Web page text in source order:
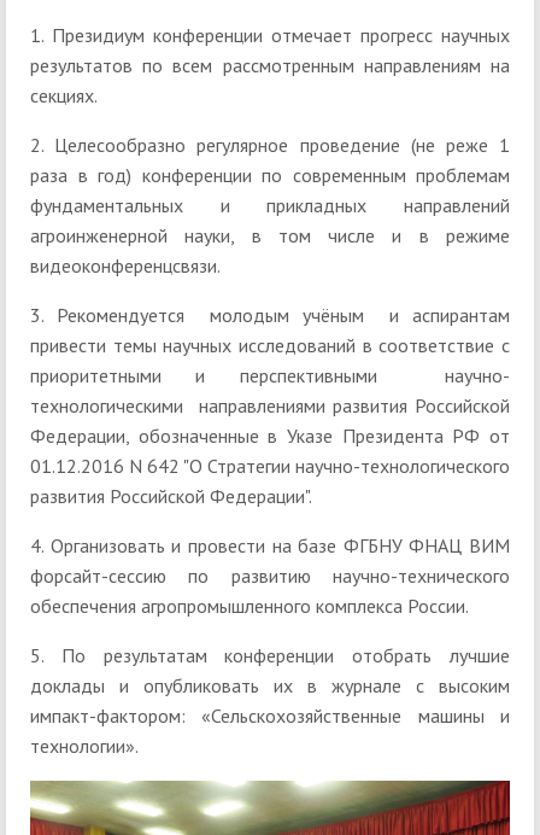
1. Президиум конференции отмечает прогресс научных
результатов по всем рассмотренным направлениям на
секциях.
2. Целесообразно регулярное проведение (не реже 1
раза в год) конференции по современным проблемам
фундаментальных и прикладных направлений
агроинженерной науки, в том числе и в режиме
видеоконференцсвязи.
3. Рекомендуется молодым учёным и аспирантам
привести темы научных исследований в соответствие с
приоритетными и перспективными научно-
технологическими направлениями развития Российской
Федерации, обозначенные в Указе Президента РФ от
01.12.2016 N 642 "О Стратегии научно-технологического
развития Российской Федерации".
4. Организовать и провести на базе ФГБНУ ФНАЦ ВИМ
форсайт-сессию по развитию научно-технического
обеспечения агропромышленного комплекса России.
5. По результатам конференции отобрать лучшие
доклады и опубликовать их в журнале с высоким
импакт-фактором: «Сельскохозяйственные машины и
технологии».